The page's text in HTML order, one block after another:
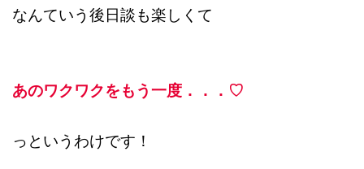
なんていう後日談も楽しくて
あのワクワクをもう一度．．．♡
っというわけです！